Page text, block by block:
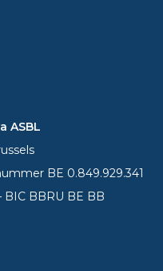
ASBL
BE 0.849.929.341
BIC BBRU BE BB